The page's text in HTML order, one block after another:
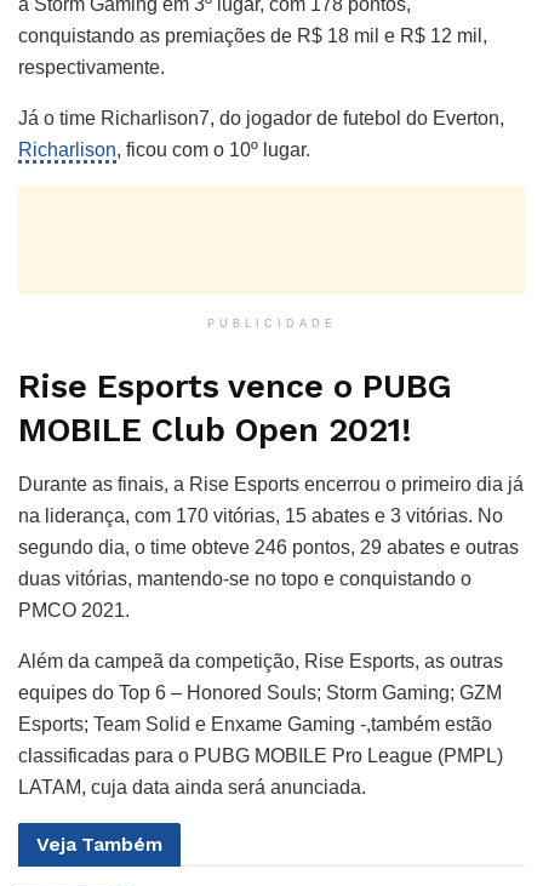
conquistando as premiações de R$ 18 mil e R$ 12 mil,
respectivamente.
Já o time Richarlison7, do jogador de futebol do Everton,
Richarlison, ficou com o 10º lugar.
PUBLICIDADE
Rise Esports vence o PUBG
MOBILE Club Open 2021!
Durante as finais, a Rise Esports encerrou o primeiro dia já
na liderança, com 170 vitórias, 15 abates e 3 vitórias. No
segundo dia, o time obteve 246 pontos, 29 abates e outras
duas vitórias, mantendo-se no topo e conquistando o
PMCO 2021.
Além da campeã da competição, Rise Esports, as outras
equipes do Top 6 – Honored Souls; Storm Gaming; GZM
Esports; Team Solid e Enxame Gaming -,também estão
classificadas para o PUBG MOBILE Pro League (PMPL)
LATAM, cuja data ainda será anunciada.
Veja Também